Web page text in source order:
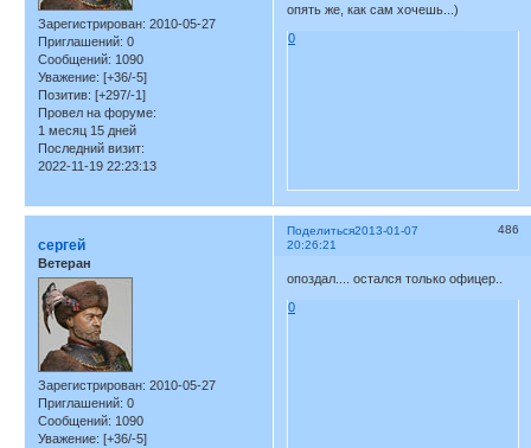
Зарегистрирован: 2010-05-27
Приглашений: 0
Сообщений: 1090
Уважение: [+36/-5]
Позитив: [+297/-1]
Провел на форуме:
1 месяц 15 дней
Последний визит:
2022-11-19 22:23:13
опять же, как сам хочешь...)
0
Поделиться 486
2013-01-07
20:26:21
сергей
Ветеран
Зарегистрирован: 2010-05-27
Приглашений: 0
Сообщений: 1090
Уважение: [+36/-5]
опоздал.... остался только офицер..
0